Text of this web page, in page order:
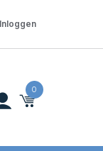
Inloggen
0